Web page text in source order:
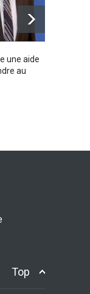
une aide
au
Top